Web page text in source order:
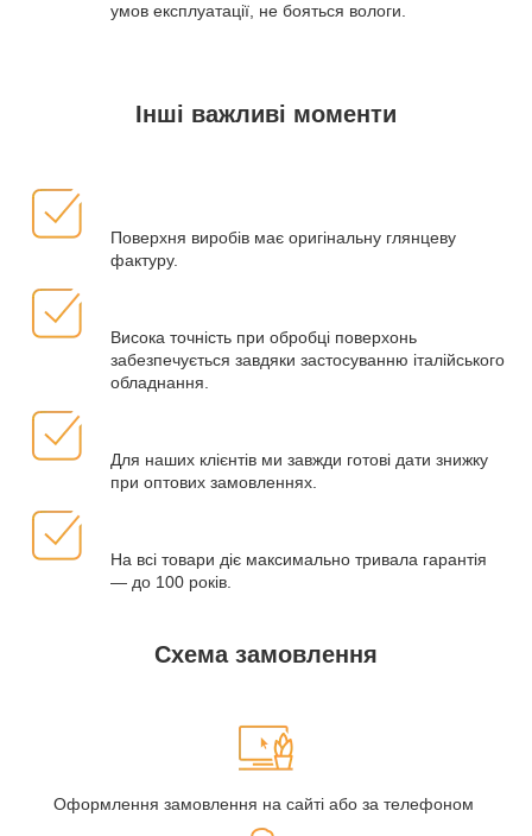
умов експлуатації, не бояться вологи.
Інші важливі моменти
Поверхня виробів має оригінальну глянцеву
фактуру.
Висока точність при обробці поверхонь
забезпечується завдяки застосуванню італійського
обладнання.
Для наших клієнтів ми завжди готові дати знижку
при оптових замовленнях.
На всі товари діє максимально тривала гарантія
— до 100 років.
Схема замовлення
Оформлення замовлення на сайті або за телефоном